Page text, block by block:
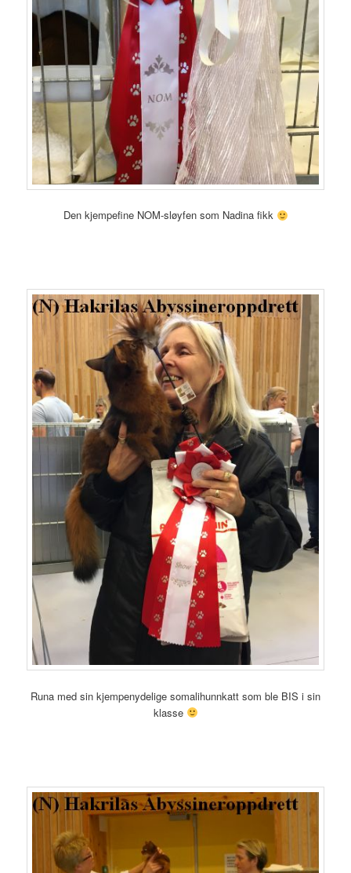
Den kjempefine NOM-sløyfen som Nadina fikk
Runa med sin kjempenydelige somalihunnkatt som ble BIS i sin
klasse